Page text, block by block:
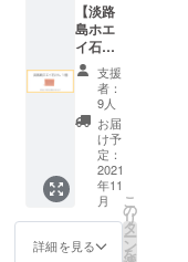
【淡路
島ホエ
イ石け
ん 1個
(1320円
相当)】
+ 送料
620円
計1940
円相当
・淡路
島ホエ
イ石け
ん 70g
支援
者：
9人
お届
け予
定：
2021
年11
月
詳細を見る
こ
の
リ
タ
ー
ン
を